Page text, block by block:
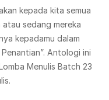
kepada kita semua
sedang mereka
kepadamu dalam
Antologi ini
Menulis Batch 23